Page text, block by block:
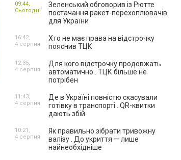
Зеленський обговорив із Рютте
постачання ракет-перехоплювачів
для України
09:44,
Сьогодні
Хто не має права на відстрочку
пояснив ТЦК
16:42,
4 серпня
Для кого відстрочку продовжать
автоматично . ТЦК більше не
потрібен
12:35,
4 серпня
Де в Україні повністю скасували
готівку в транспорті . QR-квитки
дають збій
11:43,
4 серпня
Як правильно зібрати тривожну
валізу . До укриття — лише
найнеобхідніше
10:21,
4 серпня